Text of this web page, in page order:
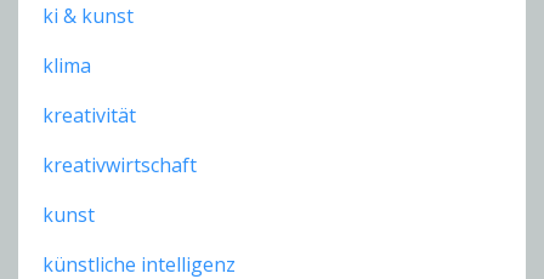
ki & kunst
klima
kreativität
kreativwirtschaft
kunst
künstliche intelligenz